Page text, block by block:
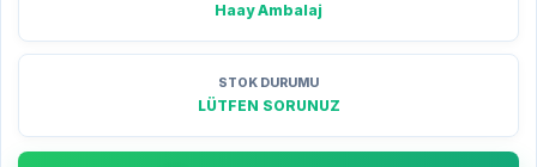
Haay Ambalaj
STOK DURUMU
LÜTFEN SORUNUZ